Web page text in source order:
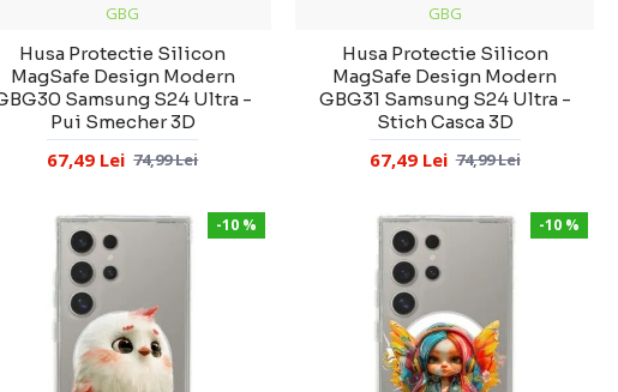
GBG
Husa Protectie Silicon
MagSafe Design Modern
Samsung S24 Ultra -
Pui Smecher 3D
67,49 Lei 74,99 Lei
GBG
Husa Protectie Silicon
MagSafe Design Modern
GBG31 Samsung S24 Ultra -
Stich Casca 3D
67,49 Lei 74,99 Lei
-10 % -10 %